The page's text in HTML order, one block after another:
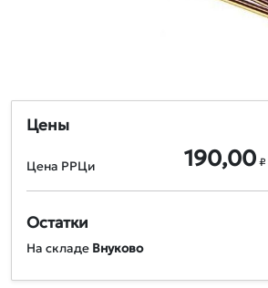
Цены
Цена РРЦи 190,00 ₽
Остатки
На складе Внуково